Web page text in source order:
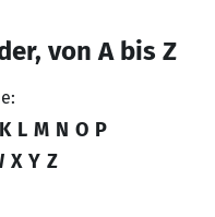
von A bis Z
K L M N O P
X Y Z